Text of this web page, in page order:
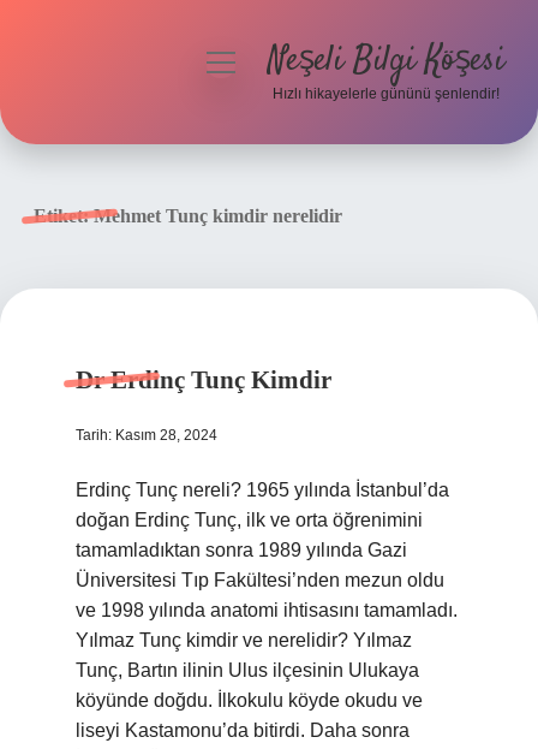
menüyüNeşeli Bilgi Köşesi
Hızlı hikayelerle gününü şenlendir!
Etiket:Mehmet Tunç kimdir nerelidir
Dr Erdinç Tunç Kimdir
Tarih: Kasım 28, 2024
Erdinç Tunç nereli? 1965 yılında İstanbul’da
doğan Erdinç Tunç, ilk ve orta öğrenimini
tamamladıktan sonra 1989 yılında Gazi
Üniversitesi Tıp Fakültesi’nden mezun oldu
ve 1998 yılında anatomi ihtisasını tamamladı.
Yılmaz Tunç kimdir ve nerelidir? Yılmaz
Tunç, Bartın ilinin Ulus ilçesinin Ulukaya
köyünde doğdu. İlkokulu köyde okudu ve
liseyi Kastamonu’da bitirdi. Daha sonra